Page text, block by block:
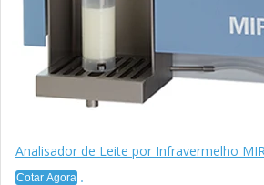
Analisador de Leite por Infravermelho
Cotar Agora